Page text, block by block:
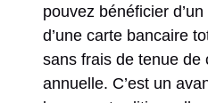
pouvez bénéficier
d’une carte bancaire
sans frais de tenue de
annuelle. C’est un